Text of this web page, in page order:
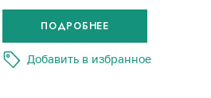
Добавить в избранное